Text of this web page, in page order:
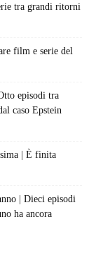
tra grandi ritorni
film e serie del
episodi tra
caso Epstein
| È finita
| Dieci episodi
ha ancora